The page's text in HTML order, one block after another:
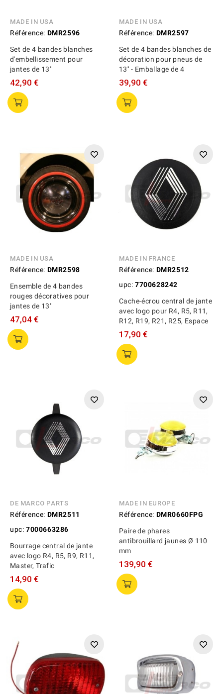
MADE IN USA
Référence: DMR2596
Set de 4 bandes blanches
d'embellissement pour
jantes de 13''
42,90 €
MADE IN USA
Référence: DMR2597
Set de 4 bandes blanches de
décoration pour pneus de
13'' - Emballage de 4
39,90 €
MADE IN USA
Référence: DMR2598
Ensemble de 4 bandes
rouges décoratives pour
jantes de 13''
47,04 €
MADE IN FRANCE
Référence: DMR2512
upc: 7700628242
Cache-écrou central de jante
avec logo pour R4, R5, R11,
R12, R19, R21, R25, Espace
17,90 €
DE MARCO PARTS
Référence: DMR2511
upc: 7000663286
Bourrage central de jante
avec logo R4, R5, R9, R11,
Master, Trafic
14,90 €
MADE IN EUROPE
Référence: DMR0660FPG
Paire de phares
antibrouillard jaunes Ø 110
mm
139,90 €